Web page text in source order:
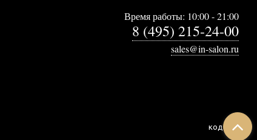
Время работы: 10:00 - 21:00
8 (495) 215-24-00
sales@in-salon.ru
код: 7158